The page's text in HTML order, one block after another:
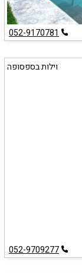
052-9170781
וילות בספסופה
052-9709277